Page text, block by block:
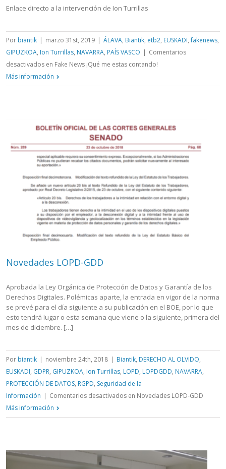
Enlace directo a la intervención de Ion Turrillas
Por biantik | marzo 31st, 2019 | ÁLAVA, Biantik, etb2, EUSKADI,fakenews,
GIPUZKOA, Ion Turrillas, NAVARRA, PAÍS VASCO | Comentarios
desactivados en Fake News ¡Qué me estas contando!
Más información
Novedades LOPD-GDD
Aprobada la Ley Orgánica de Protección de Datos y Garantía de los
Derechos Digitales. Polémicas aparte, la entrada en vigor de la norma
se prevé para el día siguiente a su publicación en el BOE, por lo que
esto tendrá lugar o esta semana que viene o la siguiente, primera del
mes de diciembre. […]
Por biantik | noviembre 24th, 2018 | Biantik, DERECHO AL OLVIDO,
EUSKADI, GDPR, GIPUZKOA, Ion Turrillas, LOPD, LOPDGDD, NAVARRA,
PROTECCIÓN DE DATOS, RGPD, Seguridad de la
Información | Comentarios desactivados en Novedades LOPD-GDD
Más información